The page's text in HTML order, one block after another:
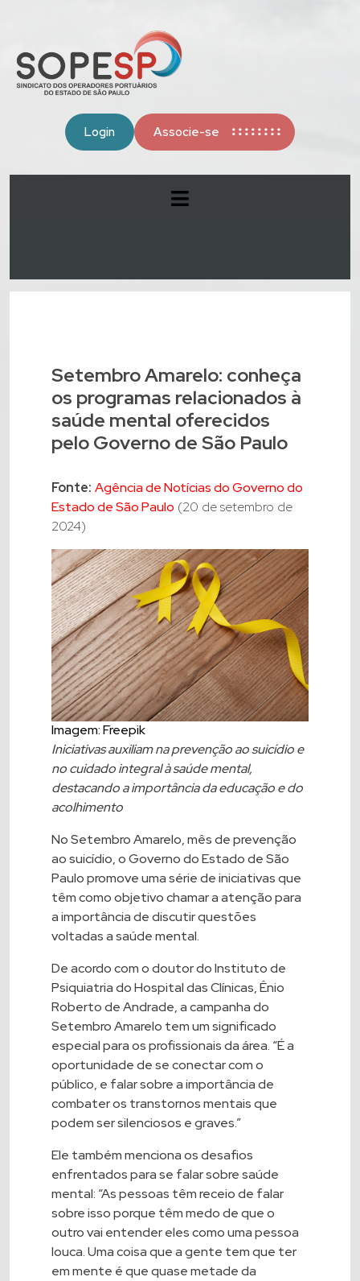
Login Associe-se
Setembro Amarelo: conheça
os programas relacionados à
saúde mental oferecidos
pelo Governo de São Paulo
Fonte: Agência de Notícias do Governo do
Estado de São Paulo (20 de setembro de
2024)
Imagem: Freepik
Iniciativas auxiliam na prevenção ao suicídio e
no cuidado integral à saúde mental,
destacando a importância da educação e do
acolhimento
No Setembro Amarelo, mês de prevenção
ao suicídio, o Governo do Estado de São
Paulo promove uma série de iniciativas que
têm como objetivo chamar a atenção para
a importância de discutir questões
voltadas a saúde mental.
De acordo com o doutor do Instituto de
Psiquiatria do Hospital das Clínicas, Ênio
Roberto de Andrade, a campanha do
Setembro Amarelo tem um significado
especial para os profissionais da área. “É a
oportunidade de se conectar com o
público, e falar sobre a importância de
combater os transtornos mentais que
podem ser silenciosos e graves.”
Ele também menciona os desafios
enfrentados para se falar sobre saúde
mental: “As pessoas têm receio de falar
sobre isso porque têm medo de que o
outro vai entender eles como uma pessoa
louca. Uma coisa que a gente tem que ter
em mente é que quase metade da